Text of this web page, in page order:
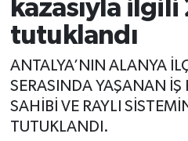
kazasıyla ilgili
tutuklandı
ANTALYA’NIN ALANYA
SERASINDA YAŞANAN İŞ
SAHİBİ VE RAYLI
TUTUKLANDI.